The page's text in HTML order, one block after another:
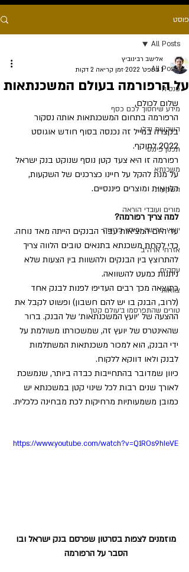
פוסט
All Posts
פנסיה
מידע שיחסוך לכם כסף
השקעות נדלן
תכנון פיננסי
משכנתא
השקעות
מורים ועובדי הוראה
ייעוץ פרישה ומיסוי פרישה
אזרחי ארה״ב
עסקים
צוואות
טורים שהתפרסמו ב׳עולם קטן׳
All Posts
על הרפורמה בעולם המשכנתאות
אלישב רבינוביץ
1 בספט׳ 2022
זמן קריאה 2 דקות
שלום לכולם,
הרפורמה בתחום המשכנתאות אותה נסקור
בקצרה במייל זה נכנסה בסוף חודש אוגוסט
2022 לתוקף.
רפורמה זו היא צעד קטן נוסף שנוקט בנק ישראל
על מנת להקל על חיינו כצרכנים של השקעות,
הלוואות ומוצרים פיננסיים.
למה צריך רפורמה?
עד היום המציאות עבור הבנקים הייתה מאד נוחה.
כדי לקחת משכנתא בתנאים טובים הלווה צריך
להתרוצץ בין הבנקים ולהשוות בין הצעות שלא
ניתנות כמעט להשוואה.
כתוצאה מכך רבים העדיפו לפנות לבנק אחד
(לרוב, הבנק בו יש להם חשבון) ופשוט לקבל את
ההצעה של ׳יועץ המשכנתאות׳ של הבנק. ברור
שהאינטרס של יועץ זה, שמשכורתו משולמת על
ידי הבנק, הוא למכור משכנתאות המשתלמות
לבנק ולאו דווקא ללקוח.
כיוון שמדובר בהתחייבות כבדה ביותר, שנמשכת
לאורך שנים רבות לכל שינוי קטן במשכנתא יש
כמובן משמעותיות מרחיקות לכת מבחינה כלכלית.
https://www.youtube.com/watch?v=Q1ROs9hIeVE
מוזמנים לצפות בסרטון שפרסם בנק ישראל ובו
הסבר על הרפורמה